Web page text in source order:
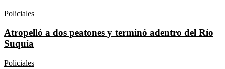
Policiales
Atropelló a dos peatones y terminó adentro del Río
Suquía
Policiales